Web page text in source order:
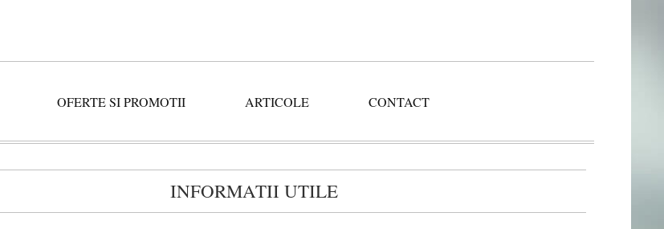
OFERTE SI PROMOTII ARTICOLE CONTACT
INFORMATII UTILE